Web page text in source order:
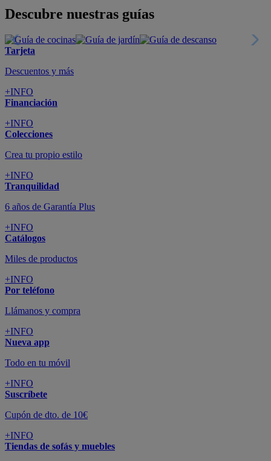
Descubre nuestras guías
Tarjeta
Descuentos y más
+INFO
Financiación
+INFO
Colecciones
Crea tu propio estilo
+INFO
Tranquilidad
6 años de Garantía Plus
+INFO
Catálogos
Miles de productos
+INFO
Por teléfono
Llámanos y compra
+INFO
Nueva app
Todo en tu móvil
+INFO
Suscríbete
Cupón de dto. de 10€
+INFO
Tiendas de sofás y muebles